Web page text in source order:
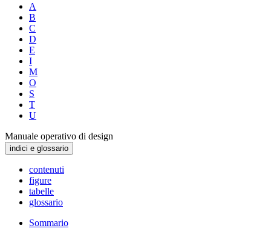
A
B
C
D
E
I
M
O
S
T
U
Manuale operativo di design
indici e glossario
contenuti
figure
tabelle
glossario
Sommario